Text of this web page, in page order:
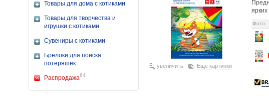
Товары для дома с котиками
Товары для творчества и
игрушки с котиками
Сувениры с котиками
Брелоки для поиска
потеряшек
Распродажа64
увеличить Еще картинки
Фото